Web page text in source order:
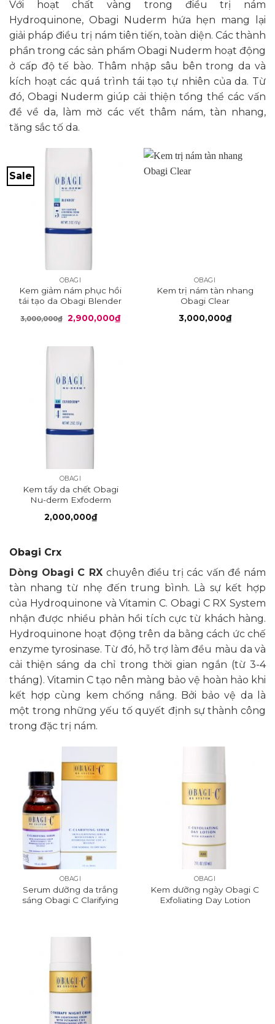
Với hoạt chất vàng trong điều trị nám
Hydroquinone, Obagi Nuderm hứa hẹn mang lại
giải pháp điều trị nám tiên tiến, toàn diện. Các thành
phần trong các sản phẩm Obagi Nuderm hoạt động
ở cấp độ tế bào. Thâm nhập sâu bên trong da và
kích hoạt các quá trình tái tạo tự nhiên của da. Từ
đó, Obagi Nuderm giúp cải thiện tổng thể các vấn
đề về da, làm mờ các vết thâm nám, tàn nhang,
tăng sắc tố da.
Sale
OBAGI
Kem giảm nám phục hồi
tái tạo da Obagi Blender
3,000,000₫ Giá
gốc
2,900,000₫Giá
hiện
OBAGI
Kem trị nám tàn nhang
Obagi Clear
3,000,000₫
OBAGI
Kem tẩy da chết Obagi
Nu-derm Exfoderm
2,000,000₫
Obagi Crx
Dòng Obagi C RX chuyên điều trị các vấn đề nám
tàn nhang từ nhẹ đến trung bình. Là sự kết hợp
của Hydroquinone và Vitamin C. Obagi C RX System
nhận được nhiều phản hồi tích cực từ khách hàng.
Hydroquinone hoạt động trên da bằng cách ức chế
enzyme tyrosinase. Từ đó, hỗ trợ làm đều màu da và
cải thiện sáng da chỉ trong thời gian ngắn (từ 3-4
tháng). Vitamin C tạo nên màng bảo vệ hoàn hảo khi
kết hợp cùng kem chống nắng. Bởi bảo vệ da là
một trong những yếu tố quyết định sự thành công
trong đặc trị nám.
OBAGI
Serum dưỡng da trắng
sáng Obagi C Clarifying
OBAGI
Kem dưỡng ngày Obagi C
Exfoliating Day Lotion